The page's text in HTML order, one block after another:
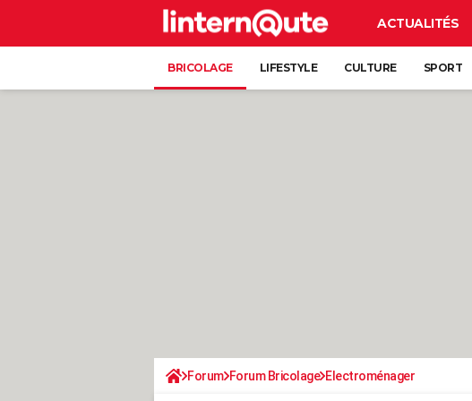
ACTUALITÉS
BRICOLAGE LIFESTYLE CULTURE SPORT
Forum Forum Bricolage Electroménager